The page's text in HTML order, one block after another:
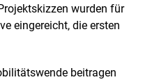
wurden für
eingereicht, die ersten
beitragen